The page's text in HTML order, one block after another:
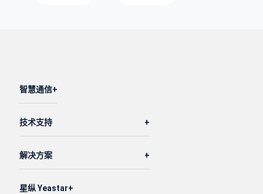
智慧通信
技术支持
解决方案
星纵 Yeastar